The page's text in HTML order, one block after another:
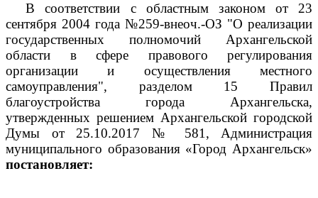
В соответствии с областным законом от 23
сентября 2004 года №259-внеоч.-ОЗ "О реализации
государственных полномочий Архангельской
области в сфере правового регулирования
организации и осуществления местного
самоуправления", разделом 15 Правил
благоустройства города Архангельска,
утвержденных решением Архангельской городской
Думы от 25.10.2017 № 581, Администрация
муниципального образования «Город Архангельск»
постановляет: